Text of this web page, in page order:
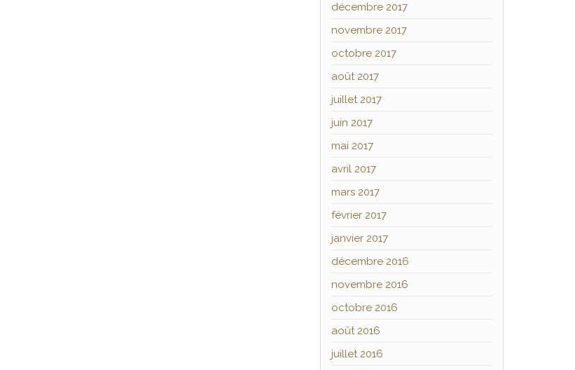
décembre 2017
novembre 2017
octobre 2017
août 2017
juillet 2017
juin 2017
mai 2017
avril 2017
mars 2017
février 2017
janvier 2017
décembre 2016
novembre 2016
octobre 2016
août 2016
juillet 2016